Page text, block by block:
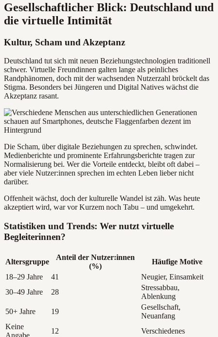
Gesellschaftlicher Blick: Deutschland und
die virtuelle Intimität
Kultur, Scham und Akzeptanz
Deutschland tut sich mit neuen Beziehungstechnologien traditionell
schwer. Virtuelle Freundinnen galten lange als peinliches
Randphänomen, doch mit der wachsenden Nutzerzahl bröckelt das
Stigma. Besonders bei Jüngeren und Digital Natives wächst die
Akzeptanz rasant.
Die Scham, über digitale Beziehungen zu sprechen, schwindet.
Medienberichte und prominente Erfahrungsberichte tragen zur
Normalisierung bei. Wer die Vorteile entdeckt, bleibt oft dabei –
aber viele Nutzer:innen sprechen im echten Leben lieber nicht
darüber.
Offenheit wächst, doch der kulturelle Wandel ist zäh. Was heute
akzeptiert wird, war vor Kurzem noch Tabu – und umgekehrt.
Statistiken und Trends: Wer nutzt virtuelle
Begleiterinnen?
Altersgruppe
Anteil der Nutzer:innen
(%)
Häufige Motive
18–29 Jahre
41
Neugier, Einsamkeit
30–49 Jahre
28
Stressabbau,
Ablenkung
50+ Jahre
19
Gesellschaft,
Neuanfang
Keine
Angabe
12 Verschiedenes